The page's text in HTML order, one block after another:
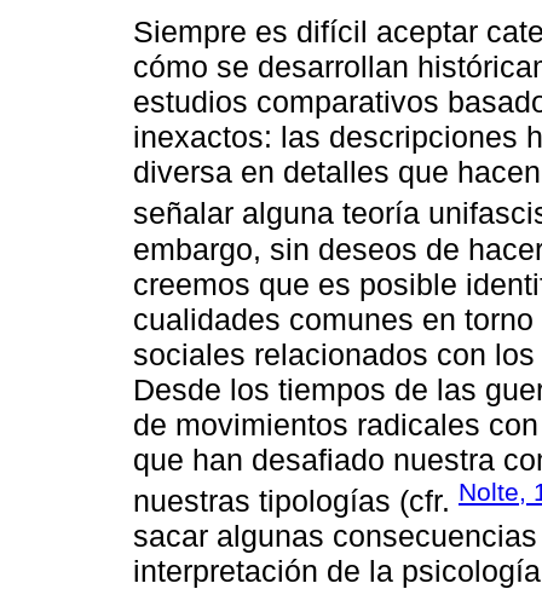
Siempre es difícil aceptar
cómo se desarrollan
estudios comparativos
inexactos: las descripciones
diversa en detalles que
señalar alguna teoría
embargo, sin deseos de
creemos que es posible
cualidades comunes en
sociales relacionados con
Desde los tiempos de las
de movimientos radicales
que han desafiado nuestra
nuestras tipologías (cfr. Nolte,
sacar algunas
interpretación de la